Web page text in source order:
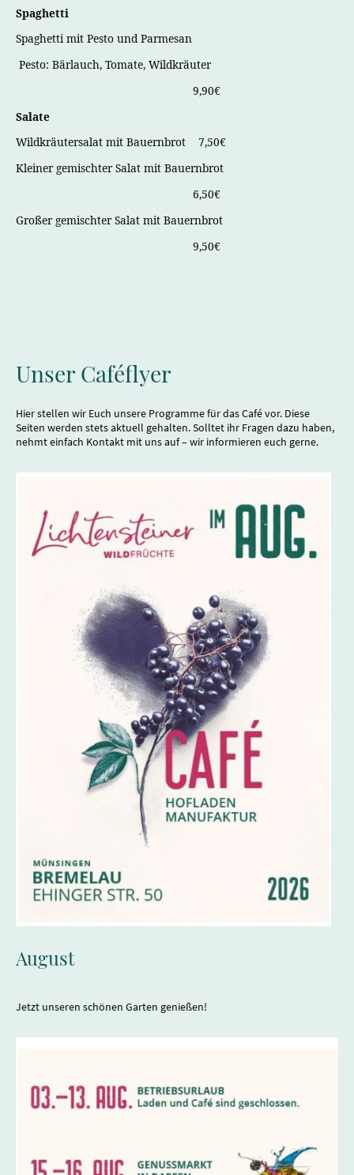
Spaghetti
Spaghetti mit Pesto und Parmesan
Pesto: Bärlauch, Tomate, Wildkräuter
9,90€
Salate
Wildkräutersalat mit Bauernbrot 7,50€
Kleiner gemischter Salat mit Bauernbrot
6,50€
Großer gemischter Salat mit Bauernbrot
9,50€
Unser Caféflyer
Hier stellen wir Euch unsere Programme für das Café vor. Diese
Seiten werden stets aktuell gehalten. Solltet ihr Fragen dazu haben,
nehmt einfach Kontakt mit uns auf – wir informieren euch gerne.
August
Jetzt unseren schönen Garten genießen!